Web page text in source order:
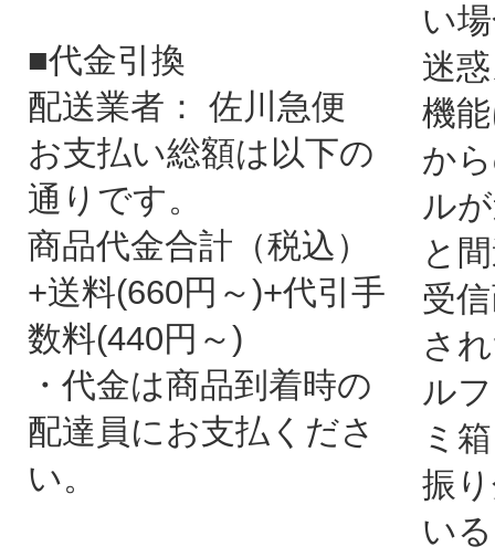
■代金引換
配送業者： 佐川急便
お支払い総額は以下の
通りです。
商品代金合計（税込）
+送料(660円～)+代引手
数料(440円～)
・代金は商品到着時の
配達員にお支払くださ
い。
い
迷
機
か
ル
と
受
さ
ル
ミ
振
い